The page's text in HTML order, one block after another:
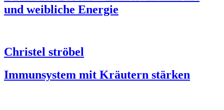
und weibliche Energie
Christel ströbel
Immunsystem mit Kräutern stärken